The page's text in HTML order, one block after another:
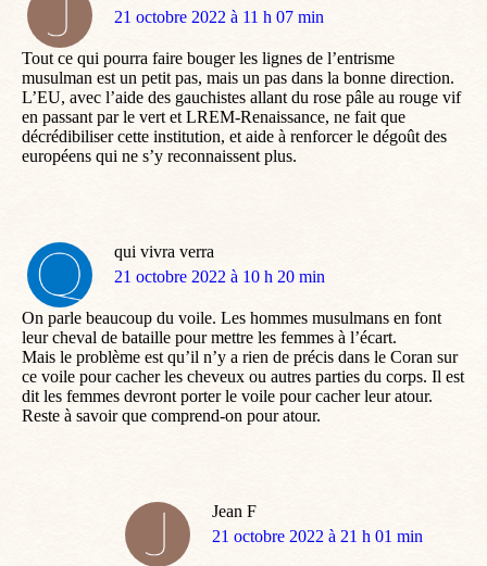
dit
21 octobre 2022 à 11 h 07 min
Tout ce qui pourra faire bouger les lignes de l’entrisme
musulman est un petit pas, mais un pas dans la bonne direction.
L’EU, avec l’aide des gauchistes allant du rose pâle au rouge vif
en passant par le vert et LREM-Renaissance, ne fait que
décrédibiliser cette institution, et aide à renforcer le dégoût des
européens qui ne s’y reconnaissent plus.
qui vivra verra
dit
21 octobre 2022 à 10 h 20 min
On parle beaucoup du voile. Les hommes musulmans en font
leur cheval de bataille pour mettre les femmes à l’écart.
Mais le problème est qu’il n’y a rien de précis dans le Coran sur
ce voile pour cacher les cheveux ou autres parties du corps. Il est
dit les femmes devront porter le voile pour cacher leur atour.
Reste à savoir que comprend-on pour atour.
Jean F
dit
21 octobre 2022 à 21 h 01 min